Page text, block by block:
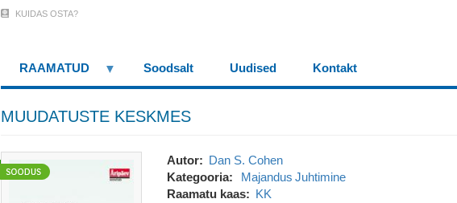
Menu
(logged
KUIDAS OSTA?
RAAMATUD Soodsalt Uudised Kontakt
MUUDATUSTE KESKMES
Autor
Dan S. Cohen
Kategooria
Majandus Juhtimine
Raamatu kaas
KK